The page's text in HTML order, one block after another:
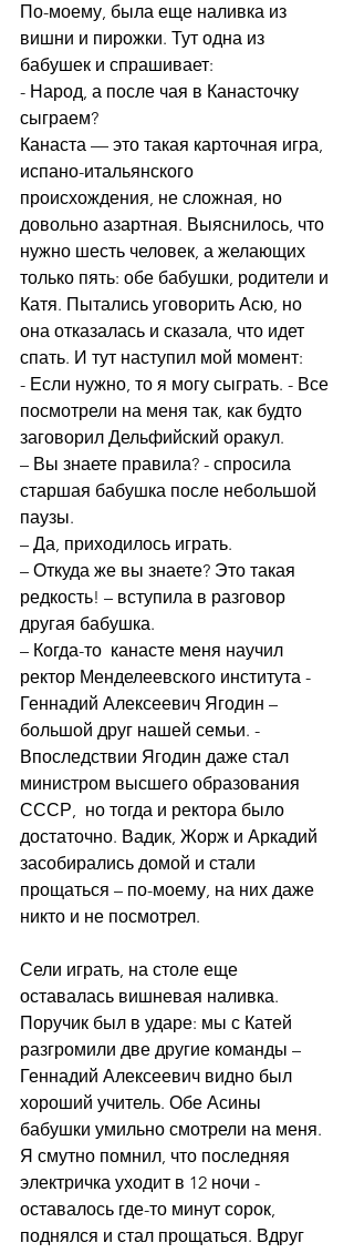
По-моему, была еще наливка из
вишни и пирожки. Тут одна из
бабушек и спрашивает:
- Народ, а после чая в Канасточку
сыграем?
Канаста — это такая карточная игра,
испано-итальянского
происхождения, не сложная, но
довольно азартная. Выяснилось, что
нужно шесть человек, а желающих
только пять: обе бабушки, родители и
Катя. Пытались уговорить Асю, но
она отказалась и сказала, что идет
спать. И тут наступил мой момент:
- Если нужно, то я могу сыграть. - Все
посмотрели на меня так, как будто
заговорил Дельфийский оракул.
– Вы знаете правила? - спросила
старшая бабушка после небольшой
паузы.
– Да, приходилось играть.
– Откуда же вы знаете? Это такая
редкость! – вступила в разговор
другая бабушка.
– Когда-то  канасте меня научил
ректор Менделеевского института -
Геннадий Алексеевич Ягодин –
большой друг нашей семьи. -
Впоследствии Ягодин даже стал
министром высшего образования
СССР,  но тогда и ректора было
достаточно. Вадик, Жорж и Аркадий
засобирались домой и стали
прощаться – по-моему, на них даже
никто и не посмотрел.
Сели играть, на столе еще
оставалась вишневая наливка.
Поручик был в ударе: мы с Катей
разгромили две другие команды –
Геннадий Алексеевич видно был
хороший учитель. Обе Асины
бабушки умильно смотрели на меня.
Я смутно помнил, что последняя
электричка уходит в 12 ночи -
оставалось где-то минут сорок,
поднялся и стал прощаться. Вдруг